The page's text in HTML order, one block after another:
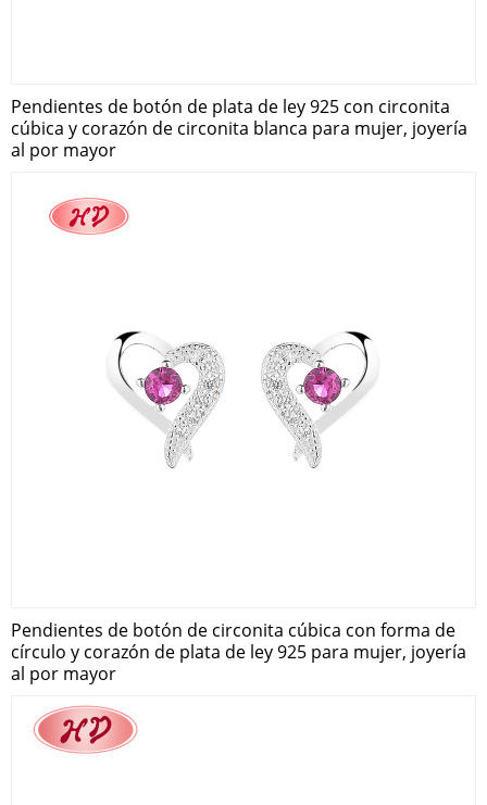
Pendientes de botón de plata de ley 925 con circonita
cúbica y corazón de circonita blanca para mujer, joyería
al por mayor
Pendientes de botón de circonita cúbica con forma de
círculo y corazón de plata de ley 925 para mujer, joyería
al por mayor